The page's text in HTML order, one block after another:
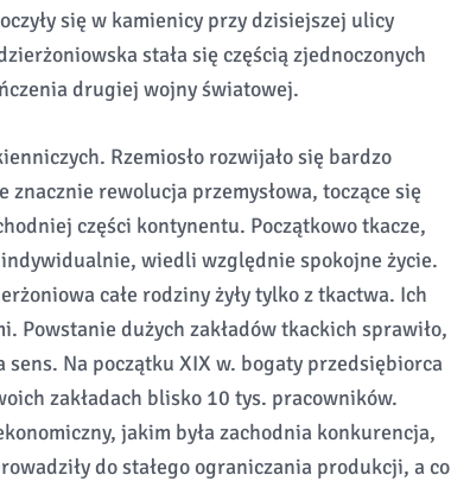
się w kamienicy przy dzisiejszej ulicy
stała się częścią zjednoczonych
drugiej wojny światowej.
Rzemiosło rozwijało się bardzo
znacznie rewolucja przemysłowa, toczące się
części kontynentu. Początkowo tkacze,
wiedli względnie spokojne życie.
całe rodziny żyły tylko z tkactwa. Ich
Powstanie dużych zakładów tkackich sprawiło,
Na początku XIX w. bogaty przedsiębiorca
zakładach blisko 10 tys. pracowników.
jakim była zachodnia konkurencja,
do stałego ograniczania produkcji, a co